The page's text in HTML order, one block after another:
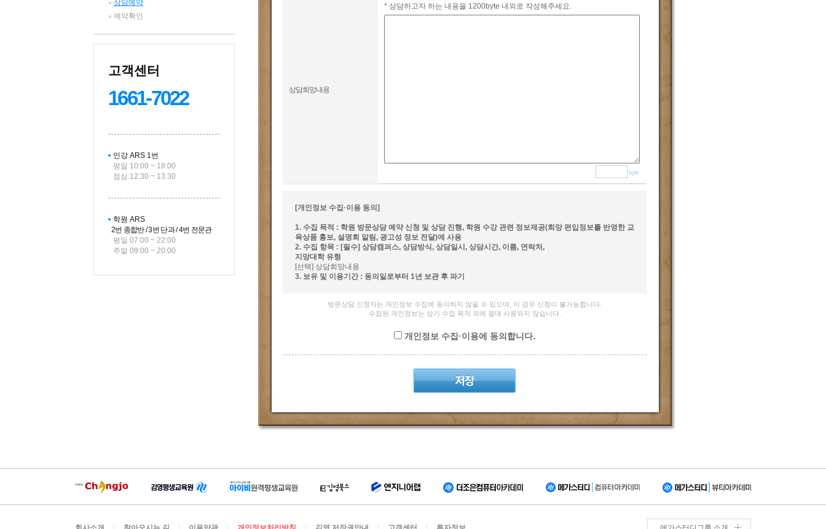
상담예약
예약확인
고객센터
1661-7022
인강 ARS 1번
평일 10:00 ~ 18:00
점심 12:30 ~ 13:30
학원 ARS
2번 종합반 / 3번 단과 / 4번 전문관
평일 07:00 ~ 22:00
주말 09:00 ~ 20:00
상담희망내용
* 상담하고자 하는 내용을 1200byte 내외로 작성해주세요.
byte
[개인정보 수집·이용 동의]
1. 수집 목적 : 학원 방문상담 예약 신청 및 상담 진행, 학원 수강 관련 정보제공(희망 편입정보를 반영한 교
육상품 홍보, 설명회 알림, 광고성 정보 전달)에 사용
2. 수집 항목 : [필수] 상담캠퍼스, 상담방식, 상담일시, 상담시간, 이름, 연락처,
지망대학 유형
[선택] 상담희망내용
3. 보유 및 이용기간 : 동의일로부터 1년 보관 후 파기
방문상담 신청자는 개인정보 수집에 동의하지 않을 수 있으며, 이 경우 신청이 불가능합니다.
수집된 개인정보는 상기 수집 목적 외에 절대 사용되지 않습니다.
개인정보 수집·이용에 동의합니다.